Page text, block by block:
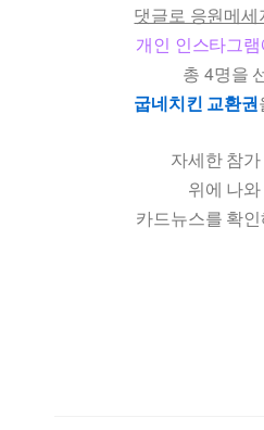
댓글로 응원메
개인 인스타그
총 4명을
굽네치킨 교환권
자세한 참
위에 나
카드뉴스를 확